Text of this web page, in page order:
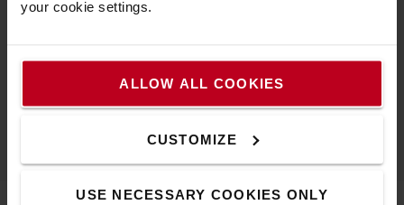
your cookie settings.
ALLOW ALL COOKIES
CUSTOMIZE
USE NECESSARY COOKIES ONLY
RECYCLAGE DE LA FORMATION